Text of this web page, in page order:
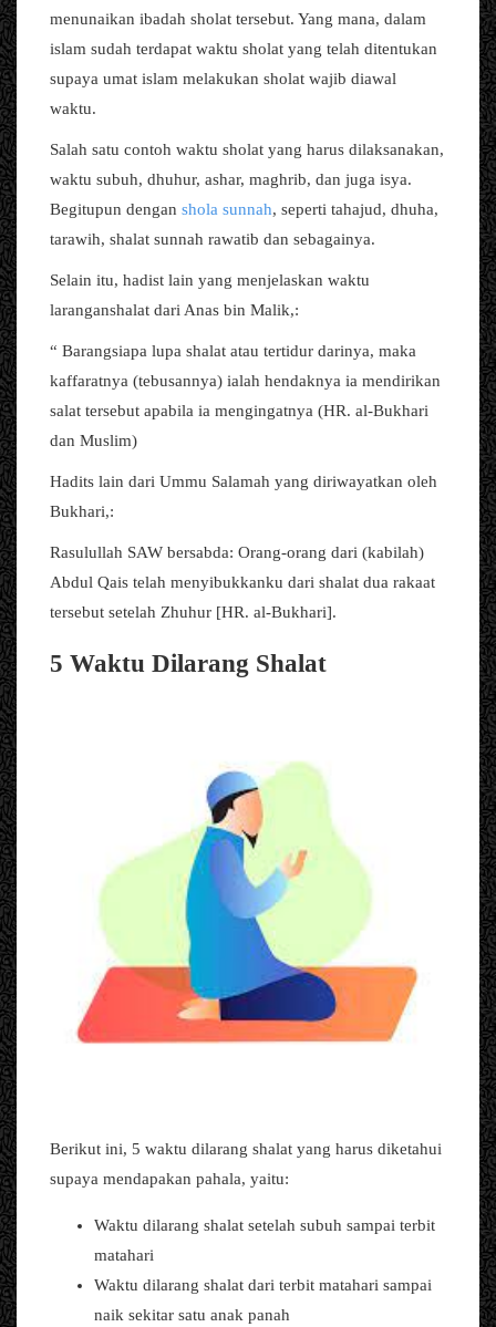
menunaikan ibadah sholat tersebut. Yang mana, dalam
islam sudah terdapat waktu sholat yang telah ditentukan
supaya umat islam melakukan sholat wajib diawal
waktu.
Salah satu contoh waktu sholat yang harus dilaksanakan,
waktu subuh, dhuhur, ashar, maghrib, dan juga isya.
Begitupun dengan shola sunnah, seperti tahajud, dhuha,
tarawih, shalat sunnah rawatib dan sebagainya.
Selain itu, hadist lain yang menjelaskan waktu
laranganshalat dari Anas bin Malik,:
“ Barangsiapa lupa shalat atau tertidur darinya, maka
kaffaratnya (tebusannya) ialah hendaknya ia mendirikan
salat tersebut apabila ia mengingatnya (HR. al-Bukhari
dan Muslim)
Hadits lain dari Ummu Salamah yang diriwayatkan oleh
Bukhari,:
Rasulullah SAW bersabda: Orang-orang dari (kabilah)
Abdul Qais telah menyibukkanku dari shalat dua rakaat
tersebut setelah Zhuhur [HR. al-Bukhari].
5 Waktu Dilarang Shalat
Berikut ini, 5 waktu dilarang shalat yang harus diketahui
supaya mendapakan pahala, yaitu:
Waktu dilarang shalat setelah subuh sampai terbit
matahari
Waktu dilarang shalat dari terbit matahari sampai
naik sekitar satu anak panah